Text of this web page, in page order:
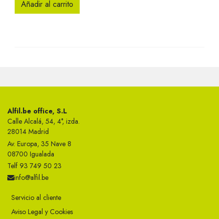
Añadir al carrito
Alfil.be office, S.L
Calle Alcalá, 54, 4°, izda.
28014 Madrid
Av. Europa, 35 Nave 8
08700 Igualada
Telf 93 749 50 23
info@alfil.be
Servicio al cliente
Aviso Legal y Cookies